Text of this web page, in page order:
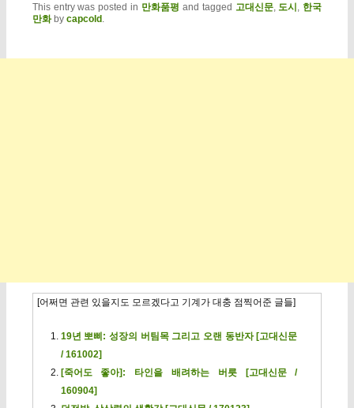
This entry was posted in 만화품평 and tagged 고대신문, 도시
한국
만화by capcold.
[어쩌면 관련 있을지도 모르겠다고 기계가 대충 점찍어준 글들]
19년 뽀삐: 성장의 버팀목 그리고 오랜 동반자 [고대신문
/ 161002]
[죽어도 좋아]: 타인을 배려하는 버릇 [고대신문 /
160904]